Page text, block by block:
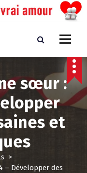
vrai amour
sœur :
et
>
– Développer des